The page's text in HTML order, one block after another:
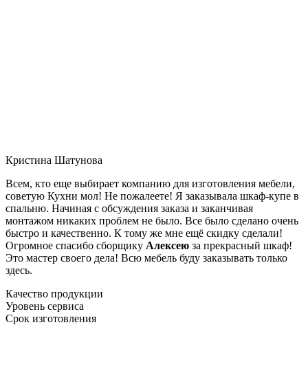
Кристина Шатунова
Всем, кто еще выбирает компанию для изготовления мебели,
советую Кухни мол! Не пожалеете! Я заказывала шкаф-купе в
спальню. Начиная с обсуждения заказа и заканчивая
монтажом никаких проблем не было. Все было сделано очень
быстро и качественно. К тому же мне ещё скидку сделали!
Огромное спасибо сборщику Алексею за прекрасный шкаф!
Это мастер своего дела! Всю мебель буду заказывать только
здесь.
Качество продукции
Уровень сервиса
Срок изготовления